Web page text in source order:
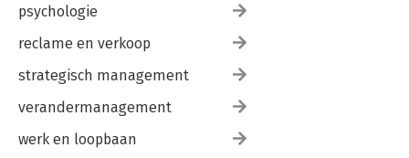
psychologie
reclame en verkoop
strategisch management
verandermanagement
werk en loopbaan